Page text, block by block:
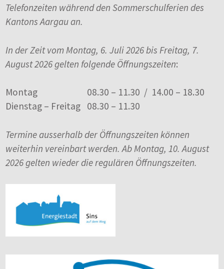
Telefonzeiten während den Sommerschulferien des
Kantons Aargau an.
In der Zeit vom Montag, 6. Juli 2026 bis Freitag, 7.
August 2026 gelten folgende Öffnungszeiten:
Montag
08.30 – 11.30 / 14.00 – 18.30
Dienstag – Freitag 08.30 – 11.30
Termine ausserhalb der Öffnungszeiten können
weiterhin vereinbart werden. Ab Montag, 10. August
2026 gelten wieder die regulären Öffnungszeiten.